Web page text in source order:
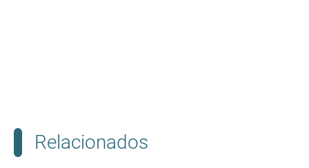
Relacionados